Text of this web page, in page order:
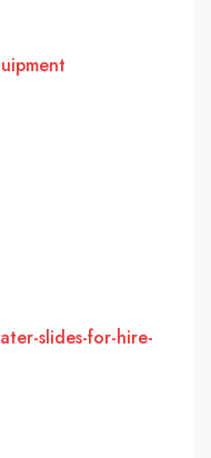
slides-for-hire-